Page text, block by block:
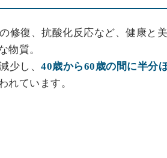
修復、抗酸化反応など、健康と美
物質。
少し、 40歳から60歳の間に半分
れています。